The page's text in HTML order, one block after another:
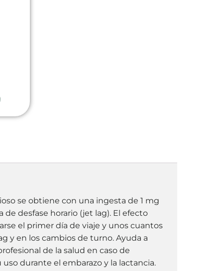
se obtiene con una ingesta de 1 mg
desfase horario (jet lag). El efecto
el primer día de viaje y unos cuantos
y en los cambios de turno. Ayuda a
de la salud en caso de
durante el embarazo y la lactancia.